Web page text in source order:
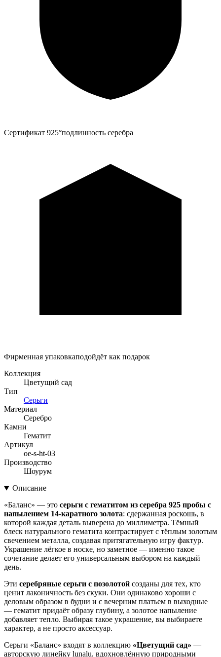
Сертификат 925°подлинность серебра
Фирменная упаковкаподойдёт как подарок
Коллекция
Цветущий сад
Тип
Серьги
Материал
Серебро
Камни
Гематит
Артикул
oe-s-ht-03
Производство
Шоурум
Описание
«Баланс» — это серьги с гематитом из серебра 925 пробы с
напылением 14-каратного золота: сдержанная роскошь, в
которой каждая деталь выверена до миллиметра. Тёмный
блеск натурального гематита контрастирует с тёплым золотым
свечением металла, создавая притягательную игру фактур.
Украшение лёгкое в носке, но заметное — именно такое
сочетание делает его универсальным выбором на каждый
день.
Эти серебряные серьги с позолотой созданы для тех, кто
ценит лаконичность без скуки. Они одинаково хороши с
деловым образом в будни и с вечерним платьем в выходные
— гематит придаёт образу глубину, а золотое напыление
добавляет тепло. Выбирая такое украшение, вы выбираете
характер, а не просто аксессуар.
Серьги «Баланс» входят в коллекцию «Цветущий сад» —
авторскую линейку lunalu, вдохновлённую природными